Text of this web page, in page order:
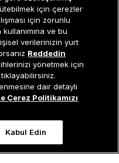
© Eren Holding
için çerezler
için zorunlu
ve bu
verilerinizin yurt
Reddedin
yönetmek için
dair detaylı
Çerez Politikamızı
Kabul Edin